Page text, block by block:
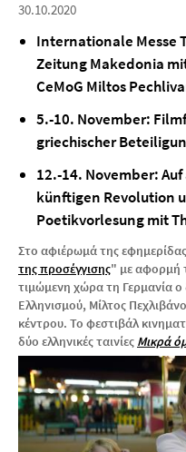
30.10.2020
Internationale Messe
Zeitung Makedonia
CeMoG Miltos
5.-10. November:
griechischer
12.-14. November:
künftigen Revolution
Poetikvorlesung mit
Στο αφιέρωμά της εφημερίδας
της προσέγγισης" με αφορμή
τιμώμενη χώρα τη Γερμανία
Ελληνισμού, Μίλτος
κέντρου. Το φεστιβάλ
δύο ελληνικές ταινίες Μικρά